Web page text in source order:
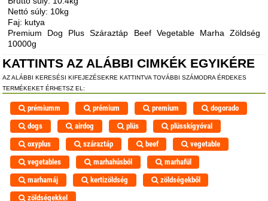
Nettó súly: 10kg
Faj: kutya
Premium Dog Plus Száraztáp Beef Vegetable Marha Zöldség
10000g
KATTINTS AZ ALÁBBI CIMKÉK EGYIKÉRE
AZ ALÁBBI KERESÉSI KIFEJEZÉSEKRE KATTINTVA TOVÁBBI SZÁMODRA ÉRDEKES
TERMÉKEKET ÉRHETSZ EL:
prémiumm prémium premium
dogorado
dogs
airdog plüs
plüsskígyóval
oxyplus
száraztáp beef
vegetable
vegetables
marhahúsból
marhafül
marhamáj
kertizöldség
zöldségekből
zöldségekkel